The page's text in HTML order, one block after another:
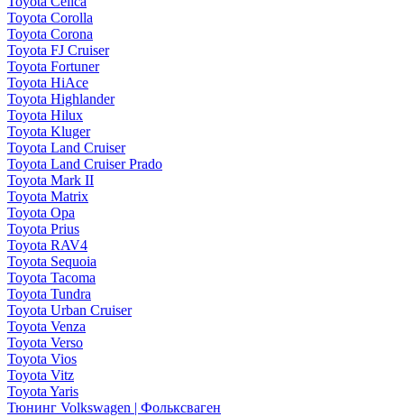
Toyota Corolla
Toyota Corona
Toyota FJ Cruiser
Toyota Fortuner
Toyota HiAce
Toyota Highlander
Toyota Hilux
Toyota Kluger
Toyota Land Cruiser
Toyota Land Cruiser Prado
Toyota Mark II
Toyota Matrix
Toyota Opa
Toyota Prius
Toyota RAV4
Toyota Sequoia
Toyota Tacoma
Toyota Tundra
Toyota Urban Cruiser
Toyota Venza
Toyota Verso
Toyota Vios
Toyota Vitz
Toyota Yaris
Тюнинг Volkswagen | Фольксваген